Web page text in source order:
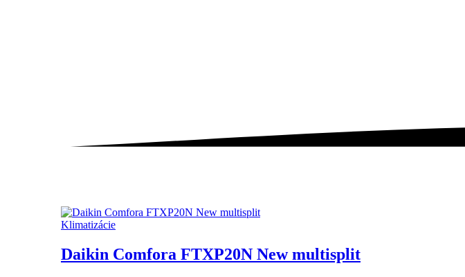
Klimatizácie
Daikin Comfora FTXP20N New multisplit